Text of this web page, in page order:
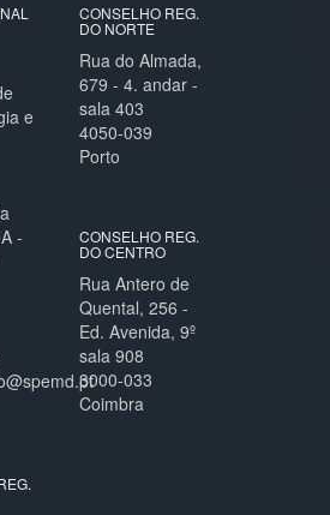
e
-
CONSELHO REG.
DO NORTE
Rua do Almada,
679 - 4. andar -
sala 403
4050-039
Porto
CONSELHO REG.
DO CENTRO
Rua Antero de
Quental, 256 -
Ed. Avenida, 9º
sala 908
3000-033
Coimbra